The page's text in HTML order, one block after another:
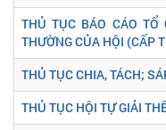
THỦ TỤC BÁO CÁO
THƯỜNG CỦA HỘI (CẤP
THỦ TỤC CHIA, TÁCH;
THỦ TỤC HỘI TỰ GIẢI